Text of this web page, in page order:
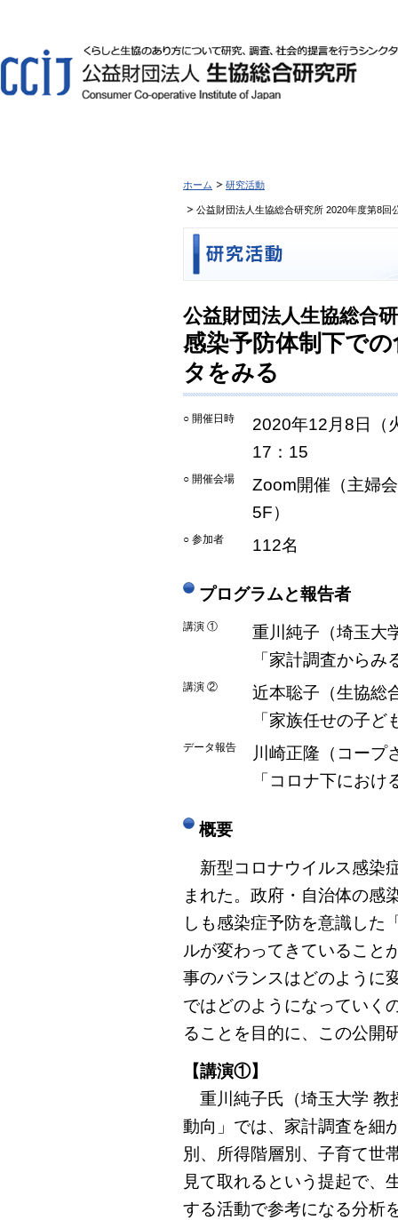
ホーム 研究活動
公益財団法人生協総合研究所 2020年度第8
公益財団法人生協総合
感染予防体制下で
タをみる
○ 開催日時
2020年12月8日（
17：15
○ 開催会場
Zoom開催（主婦
5F）
○ 参加者 112名
プログラムと報告者
講演 ①
重川純子（埼玉大
「家計調査からみ
講演 ②
近本聡子（生協総
「家族任せの子
データ報告
川崎正隆（コープ
「コロナ下にお
概要
新型コロナウイルス感染
まれた。政府・自治体の感
しも感染症予防を意識した
ルが変わってきていること
事のバランスはどのように
ではどのようになっていく
ることを目的に、この公開
【講演①】
重川純子氏（埼玉大学 教
動向」では、家計調査を細
別、所得階層別、子育て世
見て取れるという提起で、
する活動で参考になる分析